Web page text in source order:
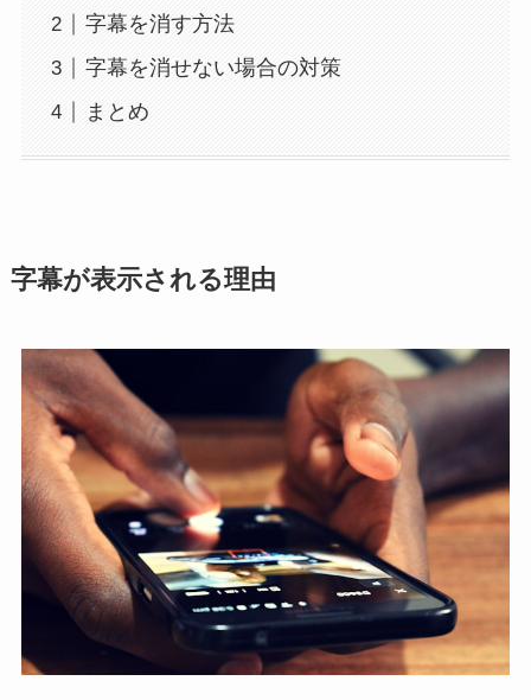
字幕を消す方法
字幕を消せない場合の対策
まとめ
字幕が表示される理由